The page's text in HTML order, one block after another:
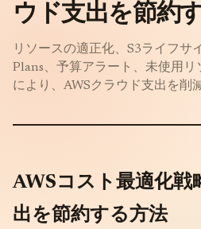
ウド支出を節約
リソースの適正化、S3ライフサ
Plans、予算アラート、未使用リ
により、AWSクラウド支出を削
AWSコスト最適化戦
出を節約する方法